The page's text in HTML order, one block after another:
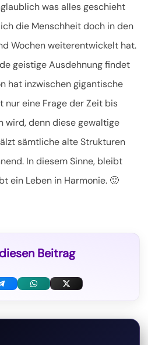
was alles geschieht
die Menschheit doch in den
Wochen weiterentwickelt hat.
geistige Ausdehnung findet
hat inzwischen gigantische
nur eine Frage der Zeit bis
wird, denn diese gewaltige
sämtliche alte Strukturen
In diesem Sinne, bleibt
ein Leben in Harmonie. 🙂
Beitrag
T
W
X